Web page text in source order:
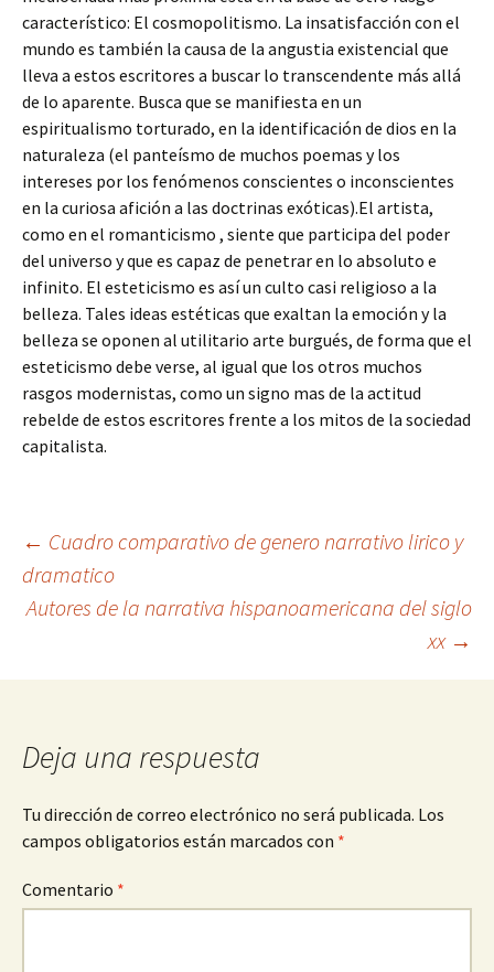
característico: El cosmopolitismo. La insatisfacción con el
mundo es también la causa de la angustia existencial que
lleva a estos escritores a buscar lo transcendente más allá
de lo aparente. Busca que se manifiesta en un
espiritualismo torturado, en la identificación de dios en la
naturaleza (el panteísmo de muchos poemas y los
intereses por los fenómenos conscientes o inconscientes
en la curiosa afición a las doctrinas exóticas).El artista,
como en el romanticismo , siente que participa del poder
del universo y que es capaz de penetrar en lo absoluto e
infinito. El esteticismo es así un culto casi religioso a la
belleza. Tales ideas estéticas que exaltan la emoción y la
belleza se oponen al utilitario arte burgués, de forma que el
esteticismo debe verse, al igual que los otros muchos
rasgos modernistas, como un signo mas de la actitud
rebelde de estos escritores frente a los mitos de la sociedad
capitalista.
Navegación
de
entradas
← Cuadro comparativo de genero narrativo lirico y
dramatico
Autores de la narrativa hispanoamericana del siglo
xx →
Deja una respuesta
Tu dirección de correo electrónico no será publicada. Los
campos obligatorios están marcados con *
Comentario *